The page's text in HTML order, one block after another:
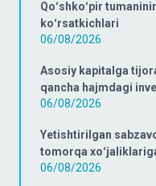
Qoʻshkoʻpir
koʻrsatkichlari
06/08/2026
Asosiy kapitalga
qancha hajmdagi
06/08/2026
Yetishtirilgan
tomorqa
06/08/2026